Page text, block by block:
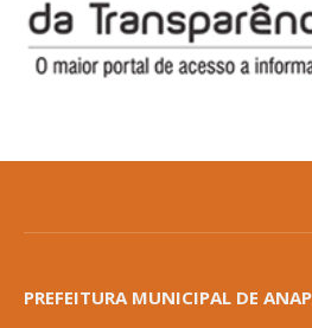
PREFEITURA MUNICIPAL DE